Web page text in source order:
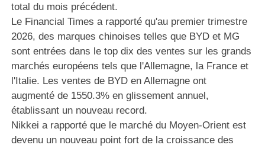
total du mois précédent.
Le Financial Times a rapporté qu'au premier trimestre
2026, des marques chinoises telles que BYD et MG
sont entrées dans le top dix des ventes sur les grands
marchés européens tels que l'Allemagne, la France et
l'Italie. Les ventes de BYD en Allemagne ont
augmenté de 1550.3% en glissement annuel,
établissant un nouveau record.
Nikkei a rapporté que le marché du Moyen-Orient est
devenu un nouveau point fort de la croissance des